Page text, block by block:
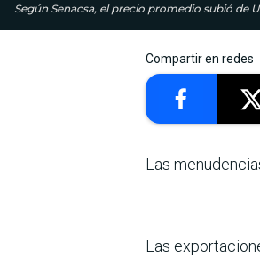
Según Senacsa, el precio promedio subió de
Compartir en redes
Las
Las